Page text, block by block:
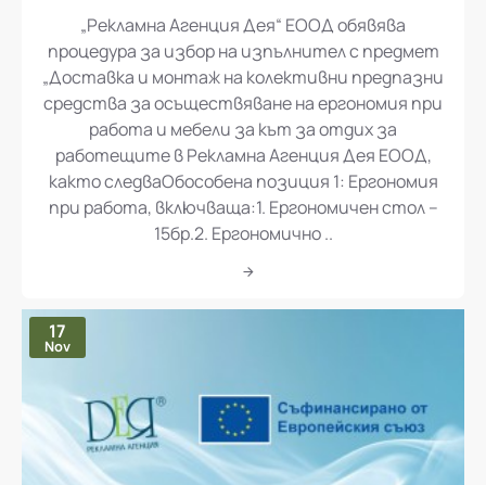
„Рекламна Агенция Дея“ ЕООД обявява
процедура за избор на изпълнител с предмет
„Доставка и монтаж на колективни предпазни
средства за осъществяване на ергономия при
работа и мебели за кът за отдих за
работещите в Рекламна Агенция Дея ЕООД,
както следваОбособена позиция 1: Ергономия
при работа, включваща:1. Ергономичен стол –
15бр.2. Ергономично ..
17
Nov